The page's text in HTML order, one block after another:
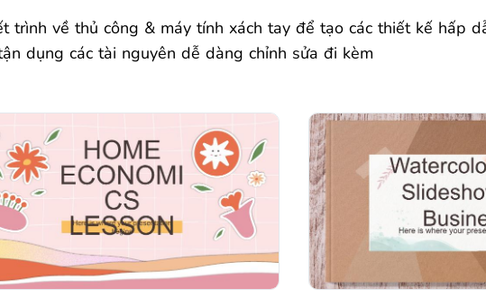
trình về thủ công & máy tính xách tay để tạo các thiết kế hấp
dụng các tài nguyên dễ dàng chỉnh sửa đi kèm